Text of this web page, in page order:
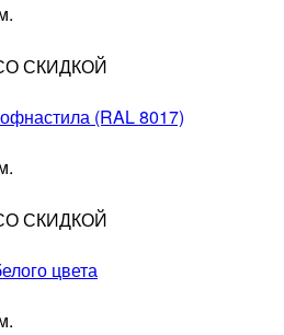
СКИДКОЙ
(RAL 8017)
СКИДКОЙ
цвета